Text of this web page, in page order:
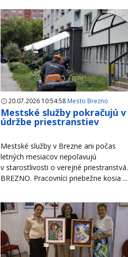
20.07.2026 10:54:58 Mesto Brezno
Mestské služby pokračujú v
údržbe priestranstiev
Mestské služby v Brezne ani počas
letných mesiacov nepoľavujú
v starostlivosti o verejné priestranstvá.
BREZNO. Pracovníci priebežne kosia ...